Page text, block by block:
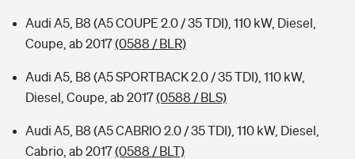
Audi A5, B8 (A5 COUPE 2.0 / 35 TDI), 110 kW, Diesel,
Coupe, ab 2017(0588 / BLR)
Audi A5, B8 (A5 SPORTBACK 2.0 / 35 TDI), 110 kW,
Diesel, Coupe, ab 2017(0588 / BLS)
Audi A5, B8 (A5 CABRIO 2.0 / 35 TDI), 110 kW, Diesel,
Cabrio, ab 2017(0588 / BLT)